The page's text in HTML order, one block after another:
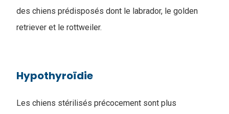
des chiens prédisposés dont le labrador, le golden
retriever et le rottweiler.
Hypothyroïdie
Les chiens stérilisés précocement sont plus